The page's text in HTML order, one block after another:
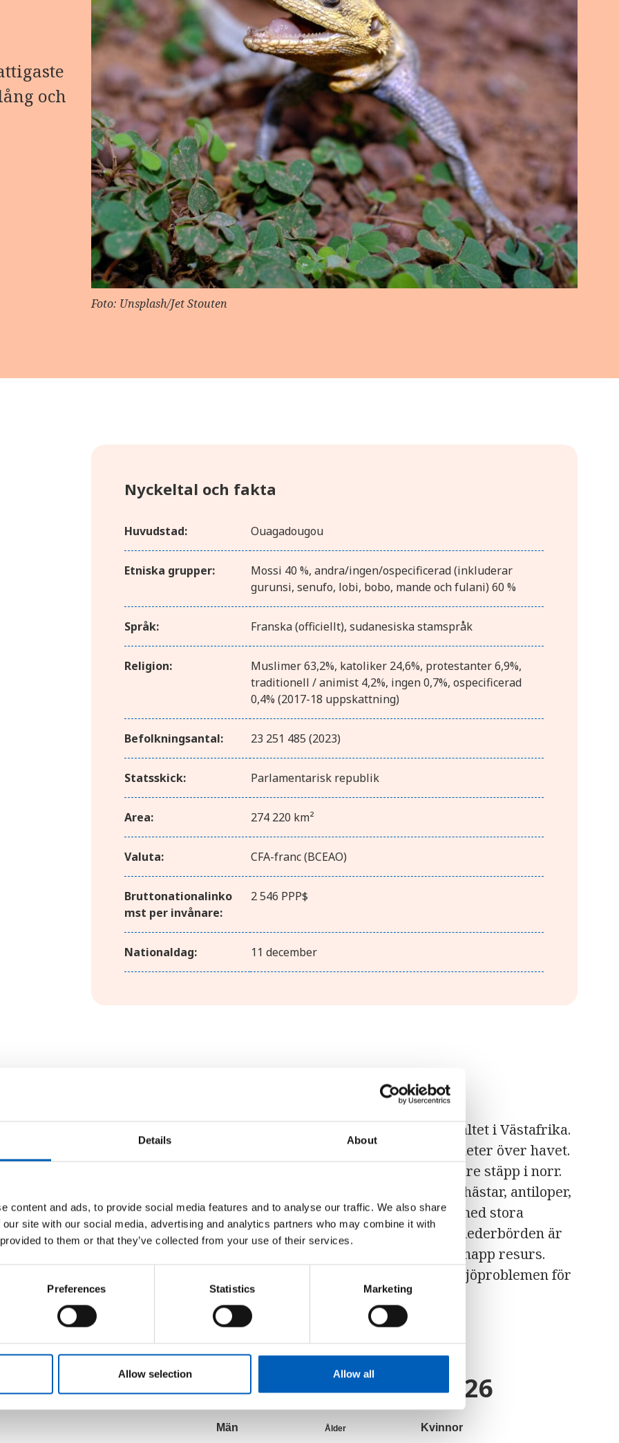
Details About
content and ads, to provide social media features and to analyse our traffic. We also share
site with our social media, advertising and analytics partners who may combine it with
to them or that they’ve collected from your use of their services.
Preferences Statistics Marketing
Allow selection Allow all
och
Foto: Unsplash/Jet Stouten
Nyckeltal och fakta
Huvudstad: Ouagadougou
Etniska grupper:
Mossi 40 %, andra/ingen/ospecificerad (inkluderar
gurunsi, senufo, lobi, bobo, mande och fulani) 60 %
Språk: Franska (officiellt), sudanesiska stamspråk
Religion:
Muslimer 63,2%, katoliker 24,6%, protestanter 6,9%,
traditionell / animist 4,2%, ingen 0,7%, ospecificerad
0,4% (2017-18 uppskattning)
Befolkningsantal: 23 251 485 (2023)
Statsskick: Parlamentarisk republik
Area: 274 220 km²
Valuta: CFA-franc (BCEAO)
Bruttonationalinko
mst per invånare:
2 546 PPP$
Nationaldag: 11 december
Burkina Faso har ingen kust och ligger i det torra Sahelbältet i Västafrika.
Stora delar av landet ligger på en savann cirka 200-300 meter över havet.
Vegetationen varierar från fuktig savann i söder till torrare stäpp i norr.
Landet har ett rikt djurliv med bland annat elefanter, flodhästar, antiloper,
lejon och leoparder. Burkina Faso har ett tropiskt klimat med stora
skillnader mellan torka och regntid. Den genomsnittliga nederbörden är
liten och långa perioder av torka har gjort vatten till en knapp resurs.
Jorderosion och ökenutbredning är de mest allvarliga miljöproblemen för
landet.
Befolkningspyramid2026
Män Ålder Kvinnor